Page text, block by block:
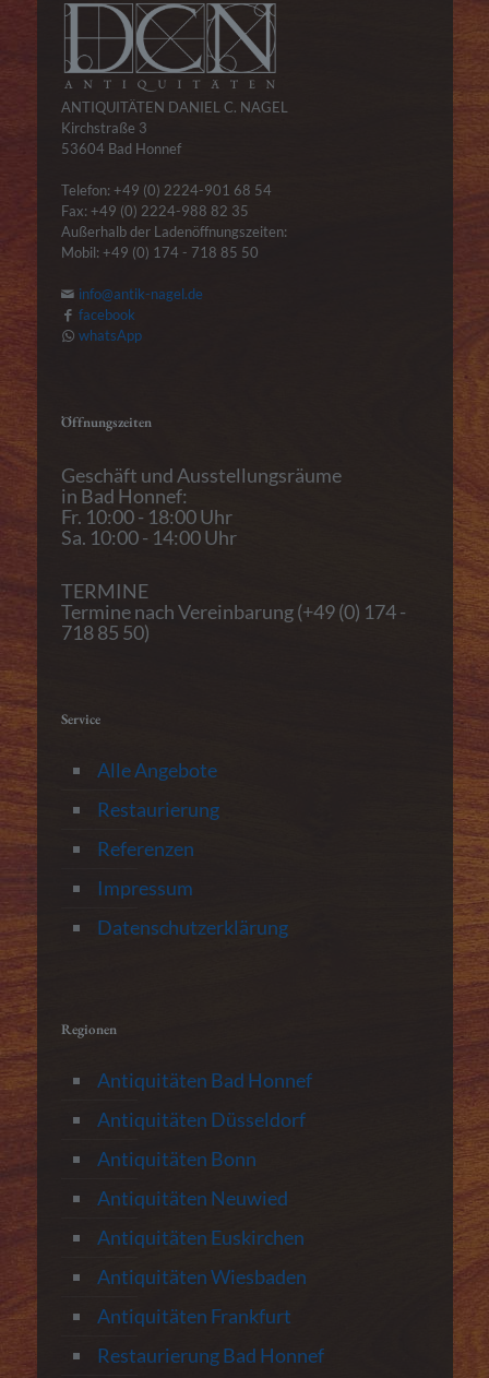
ANTIQUITÄTEN DANIEL C. NAGEL
Kirchstraße 3
53604 Bad Honnef
Telefon: +49 (0) 2224-901 68 54
Fax: +49 (0) 2224-988 82 35
Außerhalb der Ladenöffnungszeiten:
Mobil: +49 (0) 174 - 718 85 50
info@antik-nagel.de
facebook
whatsApp
Öffnungszeiten
Geschäft und Ausstellungsräume
in Bad Honnef:
Fr. 10:00 - 18:00 Uhr
Sa. 10:00 - 14:00 Uhr
TERMINE
Termine nach Vereinbarung (+49 (0) 174 -
718 85 50)
Service
Alle Angebote
Restaurierung
Referenzen
Impressum
Datenschutzerklärung
Regionen
Antiquitäten Bad Honnef
Antiquitäten Düsseldorf
Antiquitäten Bonn
Antiquitäten Neuwied
Antiquitäten Euskirchen
Antiquitäten Wiesbaden
Antiquitäten Frankfurt
Restaurierung Bad Honnef